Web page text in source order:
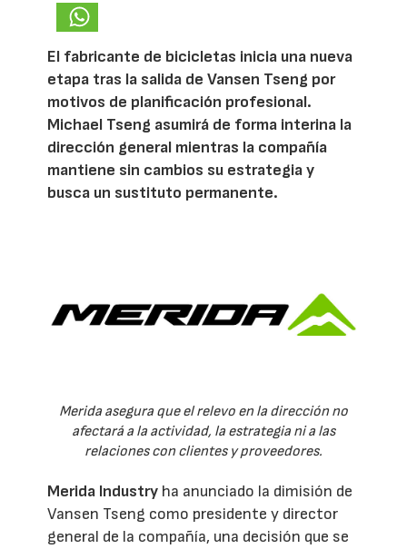
El fabricante de bicicletas inicia una nueva
etapa tras la salida de Vansen Tseng por
motivos de planificación profesional.
Michael Tseng asumirá de forma interina la
dirección general mientras la compañía
mantiene sin cambios su estrategia y
busca un sustituto permanente.
Merida asegura que el relevo en la dirección no
afectará a la actividad, la estrategia ni a las
relaciones con clientes y proveedores.
Merida Industry ha anunciado la dimisión de
Vansen Tseng como presidente y director
general de la compañía, una decisión que se